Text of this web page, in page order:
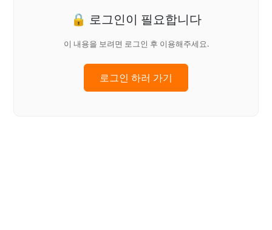
🔒 로그인이 필요합니다
이 내용을 보려면 로그인 후 이용해주세요.
로그인 하러 가기